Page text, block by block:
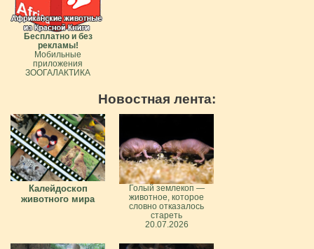
Бесплатно и без
рекламы!
Мобильные
приложения
ЗООГАЛАКТИКА
Новостная лента:
Калейдоскоп
животного мира
Голый землекоп —
животное, которое
словно отказалось
стареть
20.07.2026